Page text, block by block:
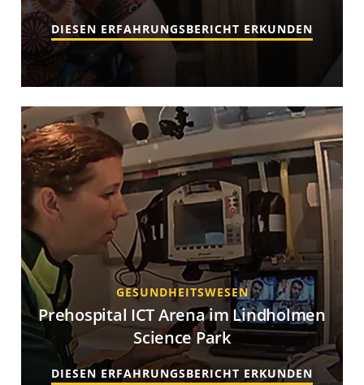
DIESEN ERFAHRUNGSBERICHT ERKUNDEN
GESUNDHEITSWESEN
Prehospital ICT Arena im Lindholmen
Science Park
DIESEN ERFAHRUNGSBERICHT ERKUNDEN